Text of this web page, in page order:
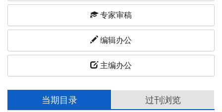
关闭×
专家审稿
编辑办公
主编办公
当期目录 过刊浏览